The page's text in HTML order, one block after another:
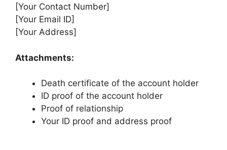
[Your Contact Number]
[Your Email ID]
[Your Address]
Attachments:
Death certificate of the account holder
ID proof of the account holder
Proof of relationship
Your ID proof and address proof